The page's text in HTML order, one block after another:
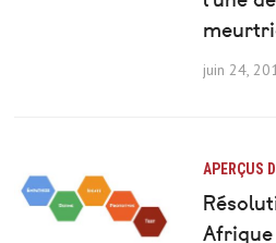
juin 24,
APERÇUS